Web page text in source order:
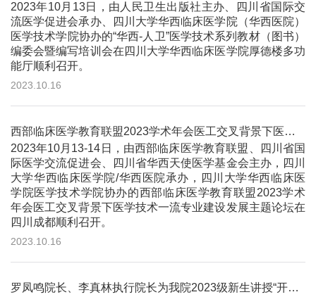
2023年10月13日，由人民卫生出版社主办、四川省国际交
流医学促进会承办、四川大学华西临床医学院（华西医院）
医学技术学院协办的“华西-人卫”医学技术系列教材（图书）
编委会暨编写培训会在四川大学华西临床医学院厚德楼多功
能厅顺利召开。
2023.10.16
西部临床医学教育联盟2023学术年会医工交叉背景下医学技术一流专业建设发展主题论坛顺利召开
2023年10月13-14日，由西部临床医学教育联盟、四川省国
际医学交流促进会、四川省华西天使医学基金会主办，四川
大学华西临床医学院/华西医院承办，四川大学华西临床医
学院医学技术学院协办的西部临床医学教育联盟2023学术
年会医工交叉背景下医学技术一流专业建设发展主题论坛在
四川成都顺利召开。
2023.10.16
罗凤鸣院长、李真林执行院长为我院2023级新生讲授“开学第一课”